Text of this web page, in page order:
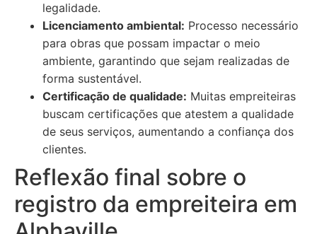
legalidade.
Licenciamento ambiental: Processo necessário
para obras que possam impactar o meio
ambiente, garantindo que sejam realizadas de
forma sustentável.
Certificação de qualidade: Muitas empreiteiras
buscam certificações que atestem a qualidade
de seus serviços, aumentando a confiança dos
clientes.
Reflexão final sobre o
registro da empreiteira em